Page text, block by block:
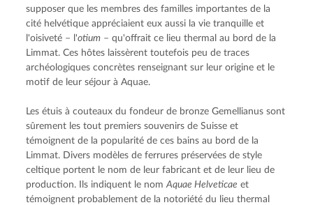
supposer que les membres des familles importantes de la
cité helvétique appréciaient eux aussi la vie tranquille et
l'oisiveté – l'otium – qu'offrait ce lieu thermal au bord de la
Limmat. Ces hôtes laissèrent toutefois peu de traces
archéologiques concrètes renseignant sur leur origine et le
motif de leur séjour à Aquae.
Les étuis à couteaux du fondeur de bronze Gemellianus sont
sûrement les tout premiers souvenirs de Suisse et
témoignent de la popularité de ces bains au bord de la
Limmat. Divers modèles de ferrures préservées de style
celtique portent le nom de leur fabricant et de leur lieu de
production. Ils indiquent le nom Aquae Helveticae et
témoignent probablement de la notoriété du lieu thermal